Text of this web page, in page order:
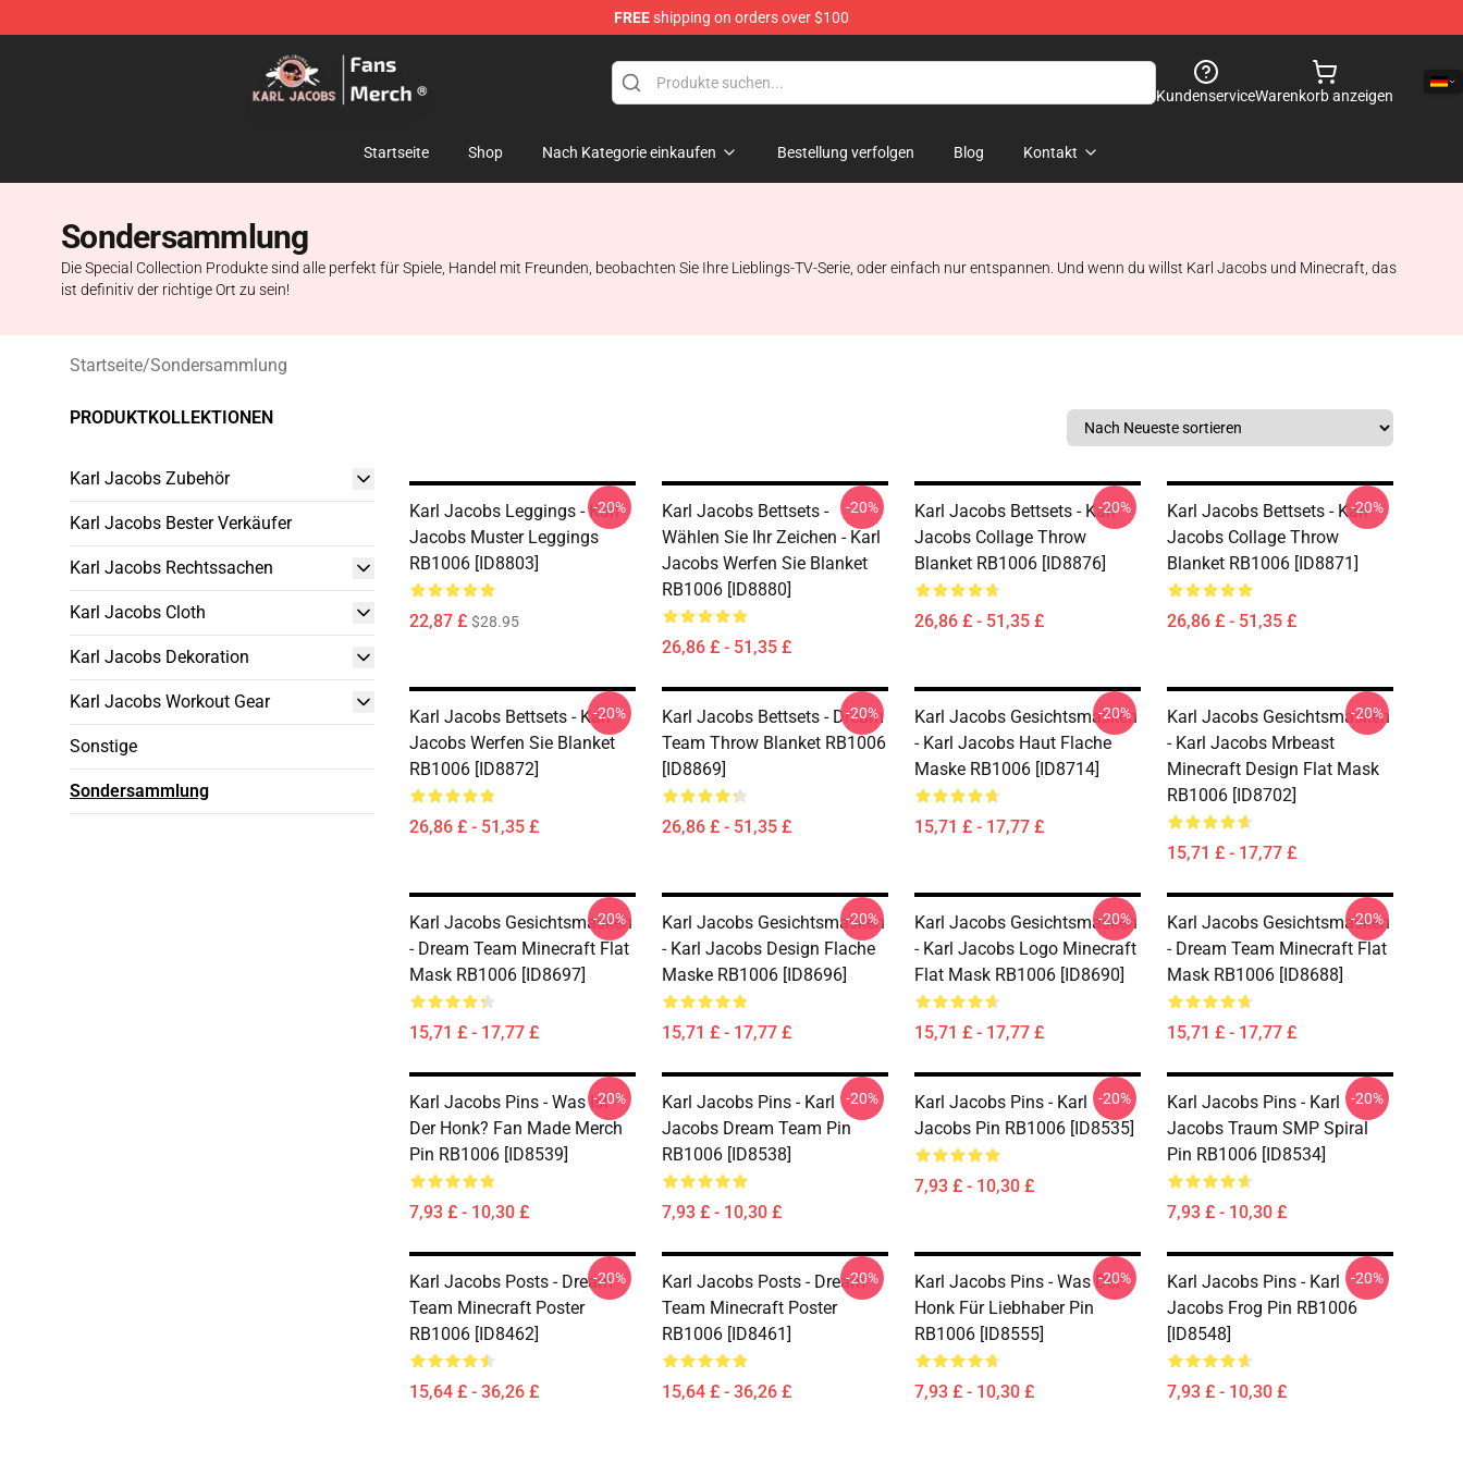
FREEshipping on orders over $100
Karl Jacobs Store - Official Karl Jacobs Merchandise Shop
KundenserviceWarenkorb anzeigen
Startseite Shop Nach Kategorie einkaufen Bestellung verfolgen Blog Kontakt
Sondersammlung
Die Special Collection Produkte sind alle perfekt für Spiele, Handel mit Freunden, beobachten Sie Ihre Lieblings-TV-Serie, oder einfach nur entspannen. Und wenn du willst Karl Jacobs und Minecraft, das
ist definitiv der richtige Ort zu sein!
Startseite/Sondersammlung
PRODUKTKOLLEKTIONEN
Karl Jacobs Zubehör
Karl Jacobs Bester Verkäufer
Karl Jacobs Rechtssachen
Karl Jacobs Cloth
Karl Jacobs Dekoration
Karl Jacobs Workout Gear
Sonstige
Sondersammlung
Karl Jacobs Leggings - Karl
Jacobs Muster Leggings
RB1006 [ID8803]
22,87 £ $28.95
-20%
Karl Jacobs Bettsets -
Wählen Sie Ihr Zeichen - Karl
Jacobs Werfen Sie Blanket
RB1006 [ID8880]
26,86 £ - 51,35 £
-20%
Karl Jacobs Bettsets - Karl
Jacobs Collage Throw
Blanket RB1006 [ID8876]
26,86 £ - 51,35 £
-20%
Karl Jacobs Bettsets - Karl
Jacobs Collage Throw
Blanket RB1006 [ID8871]
26,86 £ - 51,35 £
-20%
Karl Jacobs Bettsets - Karl
Jacobs Werfen Sie Blanket
RB1006 [ID8872]
26,86 £ - 51,35 £
-20%
Karl Jacobs Bettsets - Dream
Team Throw Blanket RB1006
[ID8869]
26,86 £ - 51,35 £
-20%
Karl Jacobs Gesichtsmasken
- Karl Jacobs Haut Flache
Maske RB1006 [ID8714]
15,71 £ - 17,77 £
-20%
Karl Jacobs Gesichtsmasken
- Karl Jacobs Mrbeast
Minecraft Design Flat Mask
RB1006 [ID8702]
15,71 £ - 17,77 £
-20%
Karl Jacobs Gesichtsmasken
- Dream Team Minecraft Flat
Mask RB1006 [ID8697]
15,71 £ - 17,77 £
-20%
Karl Jacobs Gesichtsmasken
- Karl Jacobs Design Flache
Maske RB1006 [ID8696]
15,71 £ - 17,77 £
-20%
Karl Jacobs Gesichtsmasken
- Karl Jacobs Logo Minecraft
Flat Mask RB1006 [ID8690]
15,71 £ - 17,77 £
-20%
Karl Jacobs Gesichtsmasken
- Dream Team Minecraft Flat
Mask RB1006 [ID8688]
15,71 £ - 17,77 £
-20%
Karl Jacobs Pins - Was Ist
Der Honk? Fan Made Merch
Pin RB1006 [ID8539]
7,93 £ - 10,30 £
-20%
Karl Jacobs Pins - Karl
Jacobs Dream Team Pin
RB1006 [ID8538]
7,93 £ - 10,30 £
-20%
Karl Jacobs Pins - Karl
Jacobs Pin RB1006 [ID8535]
7,93 £ - 10,30 £
-20%
Karl Jacobs Pins - Karl
Jacobs Traum SMP Spiral
Pin RB1006 [ID8534]
7,93 £ - 10,30 £
-20%
Karl Jacobs Posts - Dream
Team Minecraft Poster
RB1006 [ID8462]
15,64 £ - 36,26 £
-20%
Karl Jacobs Posts - Dream
Team Minecraft Poster
RB1006 [ID8461]
15,64 £ - 36,26 £
-20%
Karl Jacobs Pins - Was Der
Honk Für Liebhaber Pin
RB1006 [ID8555]
7,93 £ - 10,30 £
-20%
Karl Jacobs Pins - Karl
Jacobs Frog Pin RB1006
[ID8548]
7,93 £ - 10,30 £
-20%